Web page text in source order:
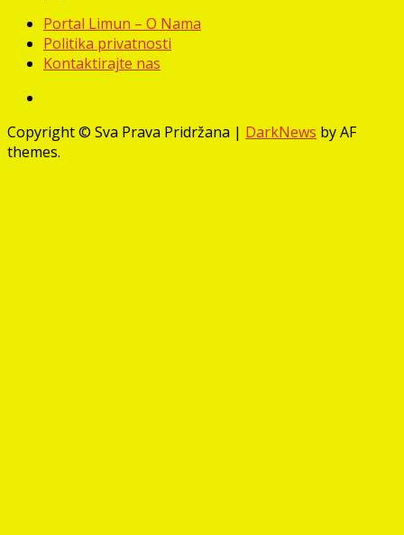
Portal Limun – O Nama
Politika privatnosti
Kontaktirajte nas
Copyright © Sva Prava Pridržana | DarkNews by AF
themes.